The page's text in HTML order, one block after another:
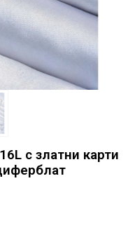
с златни карти